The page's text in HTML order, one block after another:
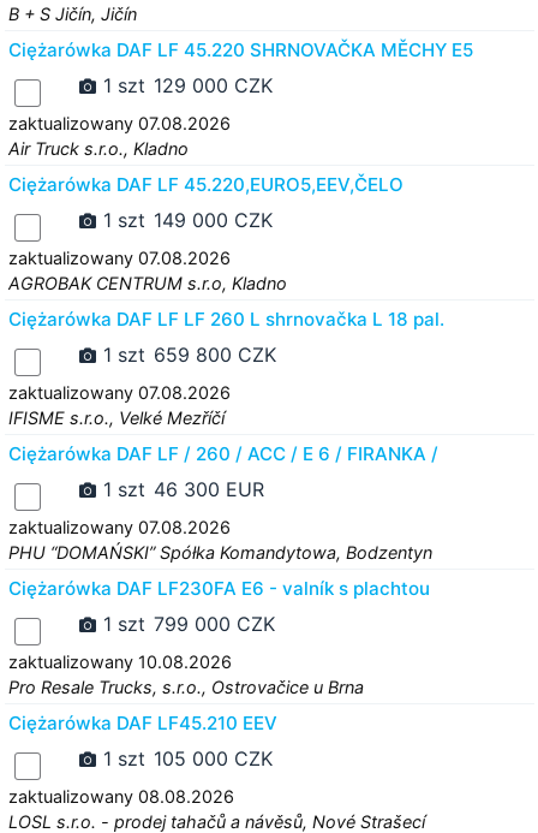
B + S Jičín, Jičín
Ciężarówka DAF LF 45.220 SHRNOVAČKA MĚCHY E5
1 szt 129 000 CZK
zaktualizowany 07.08.2026
Air Truck s.r.o., Kladno
Ciężarówka DAF LF 45.220,EURO5,EEV,ČELO
1 szt 149 000 CZK
zaktualizowany 07.08.2026
AGROBAK CENTRUM s.r.o, Kladno
Ciężarówka DAF LF LF 260 L shrnovačka L 18 pal.
1 szt 659 800 CZK
zaktualizowany 07.08.2026
IFISME s.r.o., Velké Mezříčí
Ciężarówka DAF LF / 260 / ACC / E 6 / FIRANKA /
1 szt 46 300 EUR
zaktualizowany 07.08.2026
PHU “DOMAŃSKI” Spółka Komandytowa, Bodzentyn
Ciężarówka DAF LF230FA E6 - valník s plachtou
1 szt 799 000 CZK
zaktualizowany 10.08.2026
Pro Resale Trucks, s.r.o., Ostrovačice u Brna
Ciężarówka DAF LF45.210 EEV
1 szt 105 000 CZK
zaktualizowany 08.08.2026
LOSL s.r.o. - prodej tahačů a návěsů, Nové Strašecí